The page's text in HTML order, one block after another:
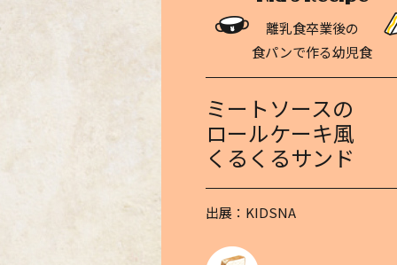
離乳食卒業後の
食パンで作る幼児食
ミートソースの
ロールケーキ風
くるくるサンド
出展：KIDSNA